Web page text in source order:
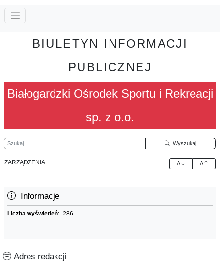
BIULETYN INFORMACJI
PUBLICZNEJ
Białogardzki Ośrodek Sportu i Rekreacji
sp. z o.o.
Szukaj Wyszukaj
ZARZĄDZENIA A A
Informacje
Liczba wyświetleń: 286
Adres redakcji